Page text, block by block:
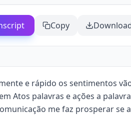
Copy
e rápido os sentimentos
Atos palavras e ações a
me faz prosperar se